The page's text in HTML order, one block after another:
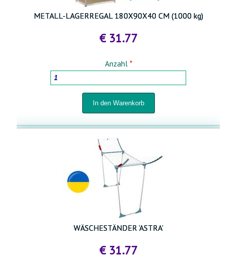
METALL-LAGERREGAL 180X90X40 CM (1000 kg)
€ 31.77
Anzahl *
WÄSCHESTÄNDER 'ASTRA'
€ 31.77